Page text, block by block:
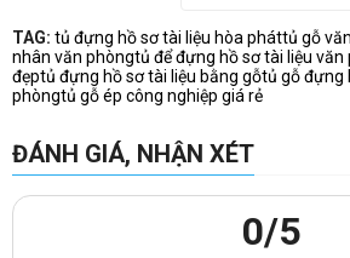
TAG: tủ đựng hồ sơ tài liệu hòa pháttủ gỗ
nhân văn phòngtủ để đựng hồ sơ tài liệu văn
đẹptủ đựng hồ sơ tài liệu bằng gỗtủ gỗ đựng
phòngtủ gỗ ép công nghiệp giá rẻ
ĐÁNH GIÁ, NHẬN XÉT
0/5